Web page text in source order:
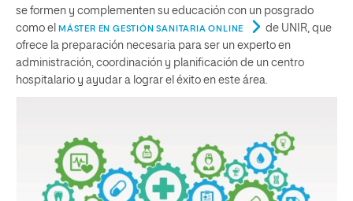
se formen y complementen su educación con un posgrado
como el
MÁSTER EN GESTIÓN SANITARIA ONLINE
de UNIR, que
ofrece la preparación necesaria para ser un experto en
administración, coordinación y planificación de un centro
hospitalario y ayudar a lograr el éxito en este área.